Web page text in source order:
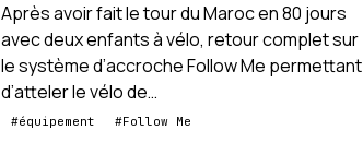
Après avoir fait le tour du Maroc en 80 jours
avec deux enfants à vélo, retour complet sur
le système d’accroche Follow Me permettant
d’atteler le vélo de…
#équipement #Follow Me